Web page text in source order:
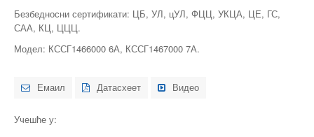
Безбедносни сертификати: ЦБ, УЛ, цУЛ, ФЦЦ, УКЦА, ЦЕ, ГС,
САА, КЦ, ЦЦЦ.
Модел: КССГ1466000 6А, КССГ1467000 7А.
Емаил Датасхеет Видео
Учешће у: